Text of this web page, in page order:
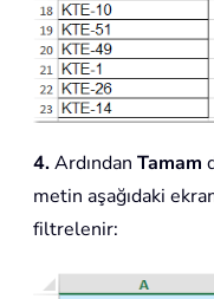
4.Ardından Tamam
metin aşağıdaki
filtrelenir: